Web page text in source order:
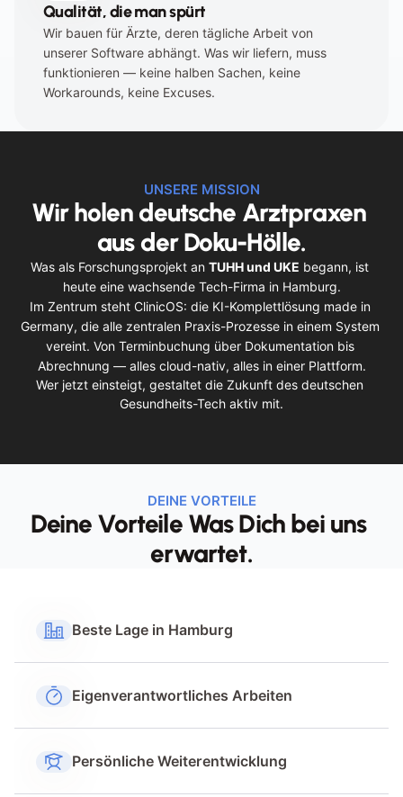
Qualität, die man spürt
Wir bauen für Ärzte, deren tägliche Arbeit von
unserer Software abhängt. Was wir liefern, muss
funktionieren — keine halben Sachen, keine
Workarounds, keine Excuses.
UNSERE MISSION
Wir holen deutsche Arztpraxen
aus der Doku-Hölle.
Was als Forschungsprojekt an TUHH und UKE begann, ist
heute eine wachsende Tech-Firma in Hamburg.
Im Zentrum steht ClinicOS: die KI-Komplettlösung made in
Germany, die alle zentralen Praxis-Prozesse in einem System
vereint. Von Terminbuchung über Dokumentation bis
Abrechnung — alles cloud-nativ, alles in einer Plattform.
Wer jetzt einsteigt, gestaltet die Zukunft des deutschen
Gesundheits-Tech aktiv mit.
DEINE VORTEILE
Deine Vorteile Was Dich bei uns
erwartet.
Beste Lage in Hamburg
Eigenverantwortliches Arbeiten
Persönliche Weiterentwicklung